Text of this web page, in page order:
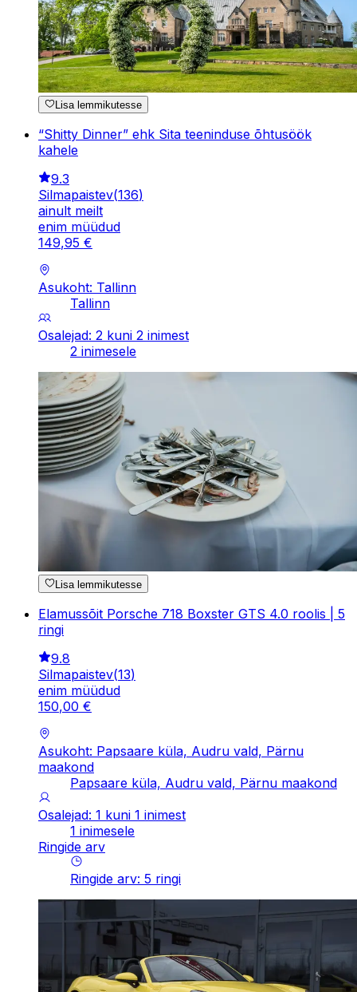
Lisa lemmikutesse
“Shitty Dinner” ehk Sita teeninduse õhtusöök
kahele
9.3
Silmapaistev(136)
ainult meilt
enim müüdud
149,95 €
Asukoht: Tallinn
Tallinn
Osalejad: 2 kuni 2 inimest
2 inimesele
Lisa lemmikutesse
Elamussõit Porsche 718 Boxster GTS 4.0 roolis | 5
ringi
9.8
Silmapaistev(13)
enim müüdud
150,00 €
Asukoht: Papsaare küla, Audru vald, Pärnu
maakond
Papsaare küla, Audru vald, Pärnu maakond
Osalejad: 1 kuni 1 inimest
1 inimesele
Ringide arv
Ringide arv: 5 ringi